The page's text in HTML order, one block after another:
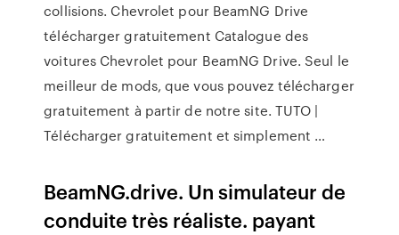
collisions. Chevrolet pour BeamNG Drive
télécharger gratuitement Catalogue des
voitures Chevrolet pour BeamNG Drive. Seul le
meilleur de mods, que vous pouvez télécharger
gratuitement à partir de notre site. TUTO |
Télécharger gratuitement et simplement …
BeamNG.drive. Un simulateur de
conduite très réaliste. payant